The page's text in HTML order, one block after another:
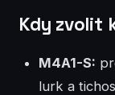
Kdy zvolit
M4A1-S:
lurk a